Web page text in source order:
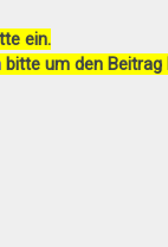
ein.
bitte um den